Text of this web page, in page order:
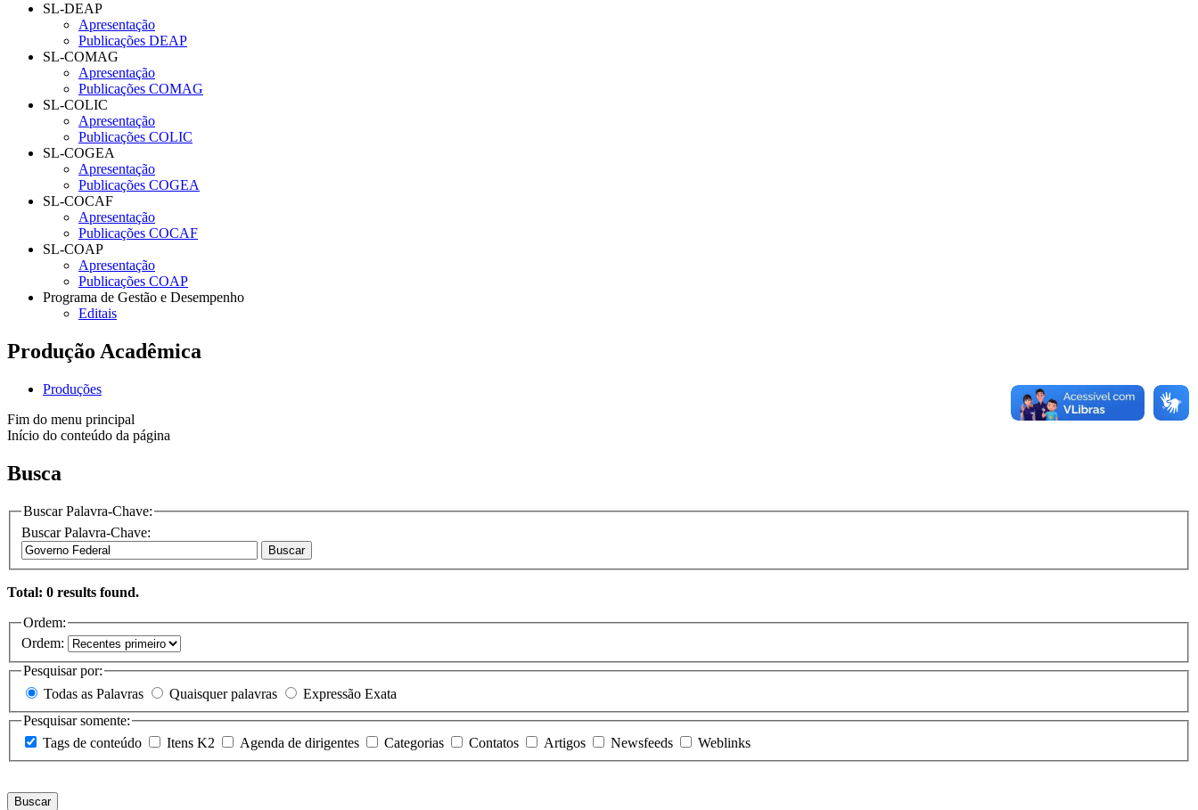
SL-DEAP
Apresentação
Publicações DEAP
SL-COMAG
Apresentação
Publicações COMAG
SL-COLIC
Apresentação
Publicações COLIC
SL-COGEA
Apresentação
Publicações COGEA
SL-COCAF
Apresentação
Publicações COCAF
SL-COAP
Apresentação
Publicações COAP
Programa de Gestão e Desempenho
Editais
Produção Acadêmica
Produções
Fim do menu principal
Início do conteúdo da página
Busca
Buscar Palavra-Chave:
Buscar Palavra-Chave:
Buscar
Total: 0 results found.
Ordem:
Ordem:
Pesquisar por:
Todas as Palavras
Quaisquer palavras
Expressão Exata
Pesquisar somente:
Tags de conteúdo
Itens K2 Agenda de dirigentes Categorias Contatos Artigos Newsfeeds Weblinks
Buscar